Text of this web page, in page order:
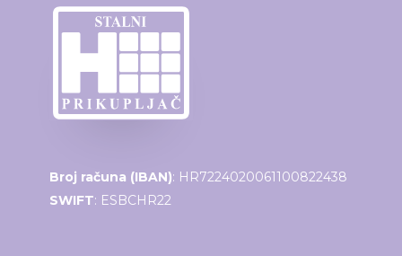
Broj računa (IBAN): HR7224020061100822438
SWIFT: ESBCHR22